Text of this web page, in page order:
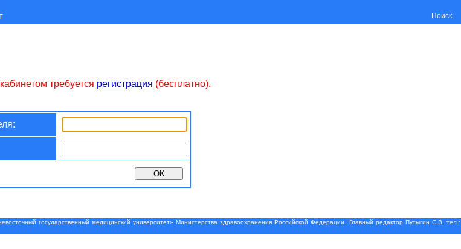
Поиск
требуется регистрация (бесплатно).
государственный медицинский университет» Министерства здравоохранения Российской Федерации. Главный редактор Путыгин С.В. тел.: